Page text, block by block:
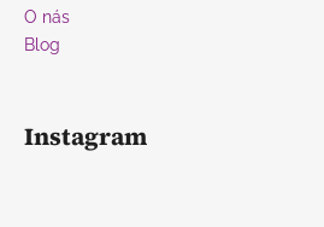
O nás
Blog
Instagram